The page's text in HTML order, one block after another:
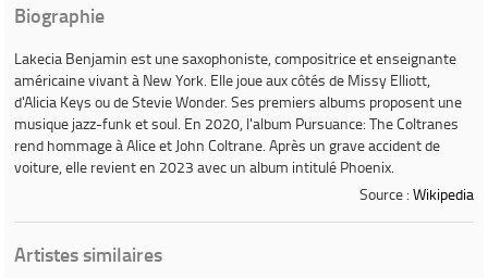
Biographie
Lakecia Benjamin est une saxophoniste, compositrice et enseignante
américaine vivant à New York. Elle joue aux côtés de Missy Elliott,
d'Alicia Keys ou de Stevie Wonder. Ses premiers albums proposent une
musique jazz-funk et soul. En 2020, l'album Pursuance: The Coltranes
rend hommage à Alice et John Coltrane. Après un grave accident de
voiture, elle revient en 2023 avec un album intitulé Phoenix.
Source : Wikipedia
Artistes similaires